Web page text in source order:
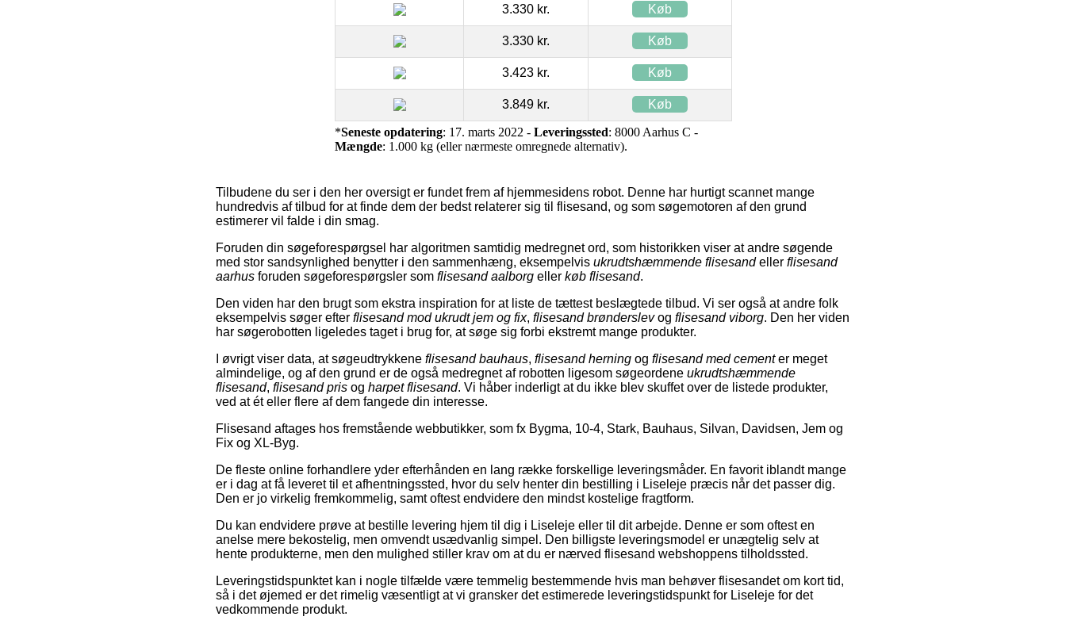
3.330 kr. Køb
3.330 kr. Køb
3.423 kr. Køb
3.849 kr. Køb
*Seneste opdatering: 17. marts 2022 - Leveringssted: 8000 Aarhus C -
Mængde: 1.000 kg (eller nærmeste omregnede alternativ).
Tilbudene du ser i den her oversigt er fundet frem af hjemmesidens robot. Denne har hurtigt scannet mange
hundredvis af tilbud for at finde dem der bedst relaterer sig til flisesand, og som søgemotoren af den grund
estimerer vil falde i din smag.
Foruden din søgeforespørgsel har algoritmen samtidig medregnet ord, som historikken viser at andre søgende
med stor sandsynlighed benytter i den sammenhæng, eksempelvis ukrudtshæmmende flisesandeller flisesand
aarhus foruden søgeforespørgsler som flisesand aalborg eller køb flisesand.
Den viden har den brugt som ekstra inspiration for at liste de tættest beslægtede tilbud. Vi ser også at andre folk
eksempelvis søger efter flisesand mod ukrudt jem og fix, flisesand brønderslevog flisesand viborg. Den her viden
har søgerobotten ligeledes taget i brug for, at søge sig forbi ekstremt mange produkter.
I øvrigt viser data, at søgeudtrykkene flisesand bauhaus, flisesand herning og flisesand med cementer meget
almindelige, og af den grund er de også medregnet af robotten ligesom søgeordene ukrudtshæmmende
flisesand, flisesand pris og harpet flisesand. Vi håber inderligt at du ikke blev skuffet over de listede produkter,
ved at ét eller flere af dem fangede din interesse.
Flisesand aftages hos fremstående webbutikker, som fx Bygma, 10-4, Stark, Bauhaus, Silvan, Davidsen, Jem og
Fix og XL-Byg.
De fleste online forhandlere yder efterhånden en lang række forskellige leveringsmåder. En favorit iblandt mange
er i dag at få leveret til et afhentningssted, hvor du selv henter din bestilling i Liseleje præcis når det passer dig.
Den er jo virkelig fremkommelig, samt oftest endvidere den mindst kostelige fragtform.
Du kan endvidere prøve at bestille levering hjem til dig i Liseleje eller til dit arbejde. Denne er som oftest en
anelse mere bekostelig, men omvendt usædvanlig simpel. Den billigste leveringsmodel er unægtelig selv at
hente produkterne, men den mulighed stiller krav om at du er nærved flisesand webshoppens tilholdssted.
Leveringstidspunktet kan i nogle tilfælde være temmelig bestemmende hvis man behøver flisesandet om kort tid,
så i det øjemed er det rimelig væsentligt at vi gransker det estimerede leveringstidspunkt for Liseleje for det
vedkommende produkt.